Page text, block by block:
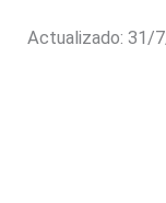
Actualizado: 31/